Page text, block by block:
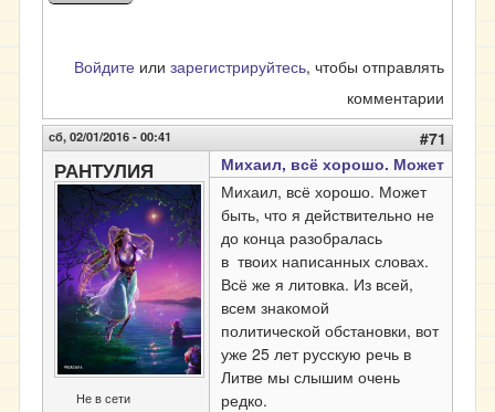
Войдите или зарегистрируйтесь, чтобы отправлять
комментарии
сб, 02/01/2016 - 00:41 #71
РАНТУЛИЯ
Не в сети
Михаил, всё хорошо. Может
Михаил, всё хорошо. Может
быть, что я действительно не
до конца разобралась
в твоих написанных словах.
Всё же я литовка. Из всей,
всем знакомой
политической обстановки, вот
уже 25 лет русскую речь в
Литве мы слышим очень
редко.